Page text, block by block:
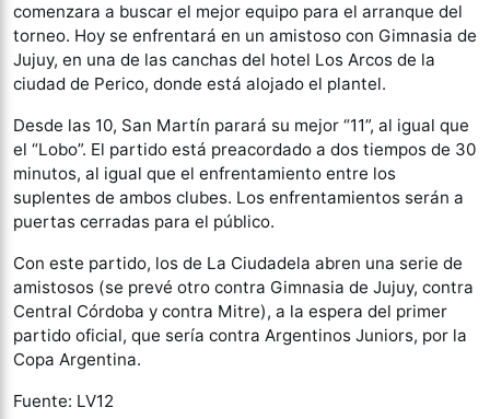
comenzara a buscar el mejor equipo para el arranque del
torneo. Hoy se enfrentará en un amistoso con Gimnasia de
Jujuy, en una de las canchas del hotel Los Arcos de la
ciudad de Perico, donde está alojado el plantel.
Desde las 10, San Martín parará su mejor “11”, al igual que
el “Lobo”. El partido está preacordado a dos tiempos de 30
minutos, al igual que el enfrentamiento entre los
suplentes de ambos clubes. Los enfrentamientos serán a
puertas cerradas para el público.
Con este partido, los de La Ciudadela abren una serie de
amistosos (se prevé otro contra Gimnasia de Jujuy, contra
Central Córdoba y contra Mitre), a la espera del primer
partido oficial, que sería contra Argentinos Juniors, por la
Copa Argentina.
Fuente: LV12